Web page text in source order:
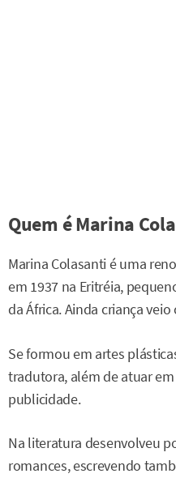
Quem é Marina
Marina Colasanti é uma
em 1937 na Eritréia,
da África. Ainda criança
Se formou em artes
tradutora, além de atuar
publicidade.
Na literatura desenvolveu
romances, escrevendo